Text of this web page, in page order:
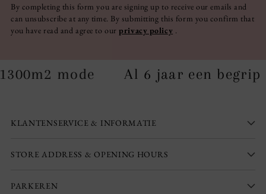
By completing this form you are signing up to receive our emails and
can unsubscribe at any time. By submitting this form you confirm that
you have read and agree to our privacy policy .
Al 6 jaar een begrip 1300m2
KLANTENSERVICE & INFORMATIE
STORE ADDRESS & OPENING HOURS
PARKEREN